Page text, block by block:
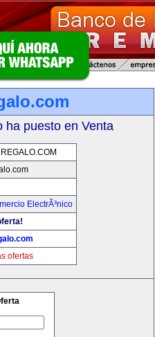
ha puesto en Venta
ElectrÃ³nico
ofertas